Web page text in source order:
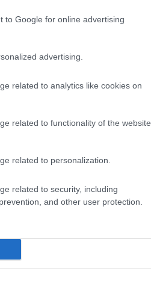
to Google for online advertising
advertising.
related to analytics like cookies on
related to functionality of the website
related to personalization.
related to security, including
and other user protection.